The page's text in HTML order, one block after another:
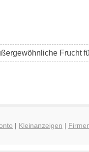
Frucht
| Kleinanzeigen |